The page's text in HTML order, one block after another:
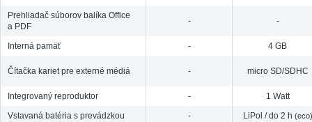
Prehliadač súborov balíka Office
a PDF
- -
Interná pamäť - 4 GB
Čítačka kariet pre externé médiá - micro SD/SDHC
Integrovaný reproduktor -
1 Watt
Vstavaná batéria s prevádzkou
- LiPol / do 2 h (eco)